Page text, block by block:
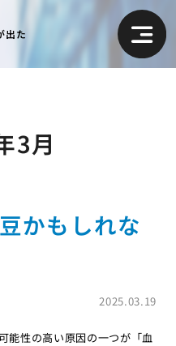
出た
3月
かもしれな
2025.03.19
能性の高い原因の一つが「血